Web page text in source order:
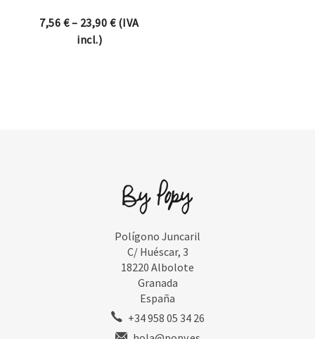
7,56 €– 23,90 €Price range: 7,56 € through 23,90 €
(IVA
incl.)
Polígono Juncaril
C/ Huéscar, 3
18220 Albolote
Granada
España
+34 958 05 34 26